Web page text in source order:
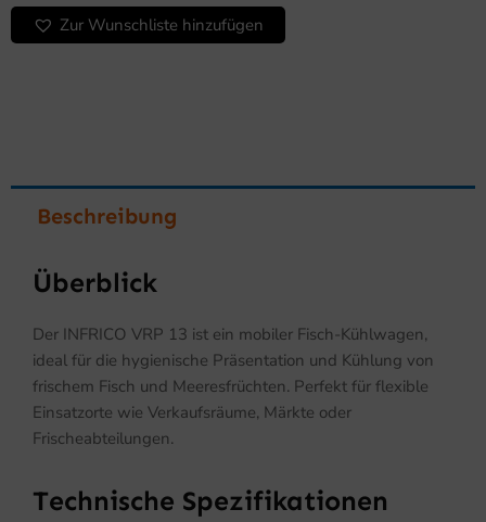
Zur Wunschliste hinzufügen
Beschreibung
Überblick
Der INFRICO VRP 13 ist ein mobiler Fisch-Kühlwagen,
ideal für die hygienische Präsentation und Kühlung von
frischem Fisch und Meeresfrüchten. Perfekt für flexible
Einsatzorte wie Verkaufsräume, Märkte oder
Frischeabteilungen.
Technische Spezifikationen